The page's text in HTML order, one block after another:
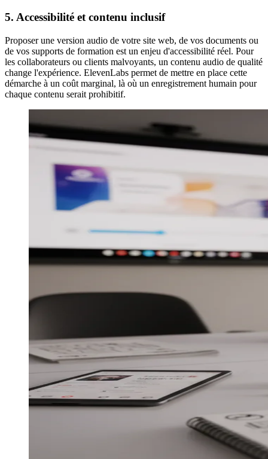
5. Accessibilité et contenu inclusif
Proposer une version audio de votre site web, de vos documents ou
de vos supports de formation est un enjeu d'accessibilité réel. Pour
les collaborateurs ou clients malvoyants, un contenu audio de qualité
change l'expérience. ElevenLabs permet de mettre en place cette
démarche à un coût marginal, là où un enregistrement humain pour
chaque contenu serait prohibitif.